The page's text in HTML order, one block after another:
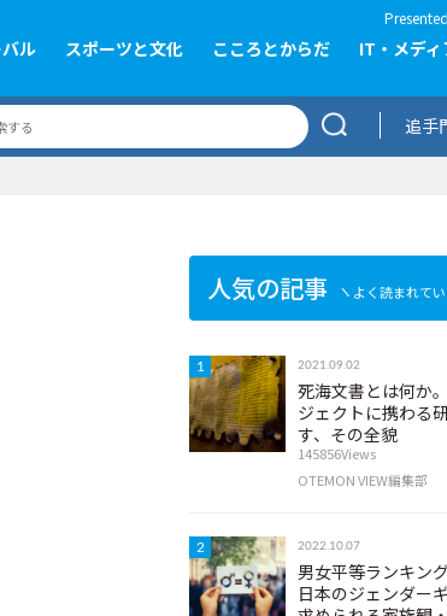
ル スポーツと文化 こころとからだ IT・メディ
追手
人気の記事 よく読まれて
1 2021.09.02
死海文書とは何か
ジェクトに携わる
す、その全貌
145856Views
OTEMON VIEW編集部
2 2022.10.07
男女平等ランキン
日本のジェンダー